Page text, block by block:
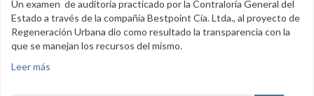
Un examen de auditoría practicado por la Contraloría General del
Estado a través de la compañía Bestpoint Cía. Ltda., al proyecto de
Regeneración Urbana dio como resultado la transparencia con la
que se manejan los recursos del mismo.
Leer más